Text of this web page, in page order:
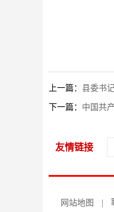
上一篇： 县委书
下一篇： 中国共
友情链接
网站地图